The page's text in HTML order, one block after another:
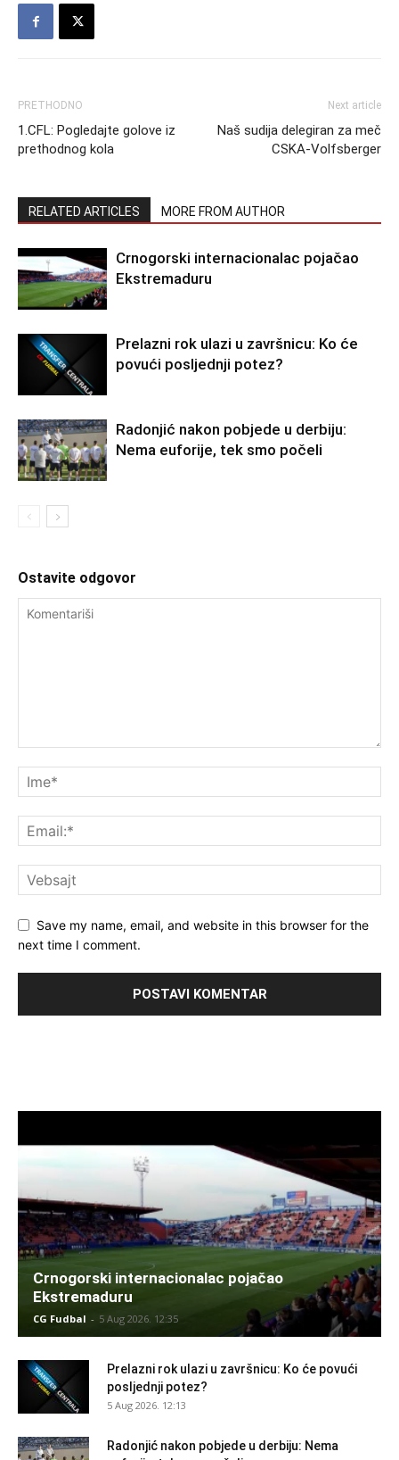
PRETHODNO
1.CFL: Pogledajte golove iz
prethodnog kola
Next article
Naš sudija delegiran za meč
CSKA-Volfsberger
RELATED ARTICLES MORE FROM AUTHOR
Crnogorski internacionalac pojačao
Ekstremaduru
Prelazni rok ulazi u završnicu: Ko će
povući posljednji potez?
Radonjić nakon pobjede u derbiju:
Nema euforije, tek smo počeli
Ostavite odgovor
Save my name, email, and website in this browser for the
next time I comment.
Crnogorski internacionalac pojačao
Ekstremaduru
CG Fudbal - 5 Aug 2026. 12:35
Prelazni rok ulazi u završnicu: Ko će povući
posljednji potez?
5 Aug 2026. 12:13
Radonjić nakon pobjede u derbiju: Nema